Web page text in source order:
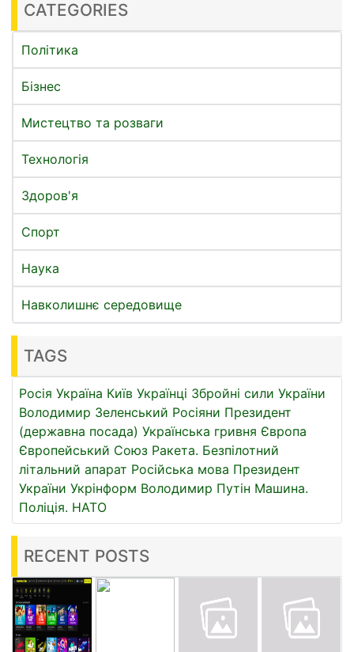
CATEGORIES
Політика
Бізнес
Мистецтво та розваги
Технологія
Здоров'я
Спорт
Наука
Навколишнє середовище
TAGS
Росія Україна Київ Українці Збройні сили України
Володимир Зеленський Росіяни Президент
(державна посада) Українська гривня Європа
Європейський Союз Ракета. Безпілотний
літальний апарат Російська мова Президент
України Укрінформ Володимир Путін Машина.
Поліція. НАТО
RECENT POSTS